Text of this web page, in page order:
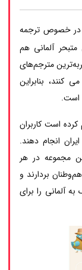
در خصوص ترجمه
آلمانی هم
مترجم‌های
کنند، بنابراین
است.
است کاربران
انجام دهند.
مجموعه در هر
بردارند و
آلمانی را برای